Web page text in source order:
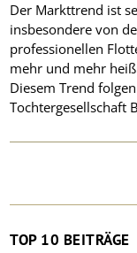
Der Markttrend ist
insbesondere von
professionellen
mehr und mehr
Diesem Trend
Tochtergesellschaft
TOP 10 BEITRÄGE